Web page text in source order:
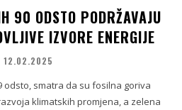
90 ODSTO PODRŽAVAJU
IZVORE ENERGIJE
12.02.2025
odsto, smatra da su fosilna goriva
klimatskih promjena, a zelena